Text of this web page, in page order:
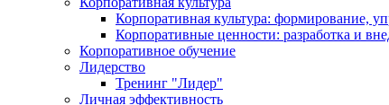
Корпоративная культура: формирование,
Корпоративные ценности: разработка и
Корпоративное обучение
Лидерство
Тренинг "Лидер"
Личная эффективность